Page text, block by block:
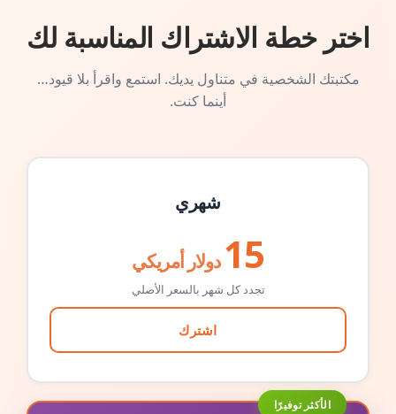
اختر خطة الاشتراك المناسبة لك
مكتبتك الشخصية في متناول يديك. استمع واقرأ بلا قيود…
أينما كنت.
شهري
15 دولار أمريكي
تجدد كل شهر بالسعر الأصلي
اشترك
الأكثر توفيرًا